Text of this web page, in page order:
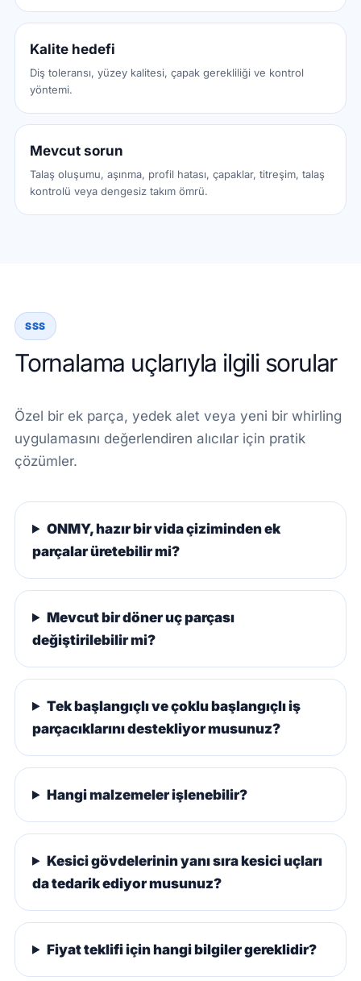
Kalite hedefi
Diş toleransı, yüzey kalitesi, çapak gerekliliği ve kontrol
yöntemi.
Mevcut sorun
Talaş oluşumu, aşınma, profil hatası, çapaklar, titreşim, talaş
kontrolü veya dengesiz takım ömrü.
SSS
Tornalama uçlarıyla ilgili sorular
Özel bir ek parça, yedek alet veya yeni bir whirling
uygulamasını değerlendiren alıcılar için pratik
çözümler.
ONMY, hazır bir vida çiziminden ek
parçalar üretebilir mi?
Mevcut bir döner uç parçası
değiştirilebilir mi?
Tek başlangıçlı ve çoklu başlangıçlı iş
parçacıklarını destekliyor musunuz?
Hangi malzemeler işlenebilir?
Kesici gövdelerinin yanı sıra kesici uçları
da tedarik ediyor musunuz?
Fiyat teklifi için hangi bilgiler gereklidir?